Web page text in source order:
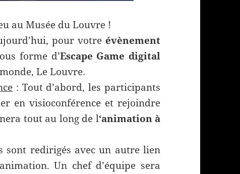
au Musée du Louvre !
pour votre évènement
forme d’Escape Game digital
Le Louvre.
: Tout d’abord, les participants
en visioconférence et rejoindre
tout au long de l‘animation à
sont redirigés avec un autre lien
Un chef d’équipe sera